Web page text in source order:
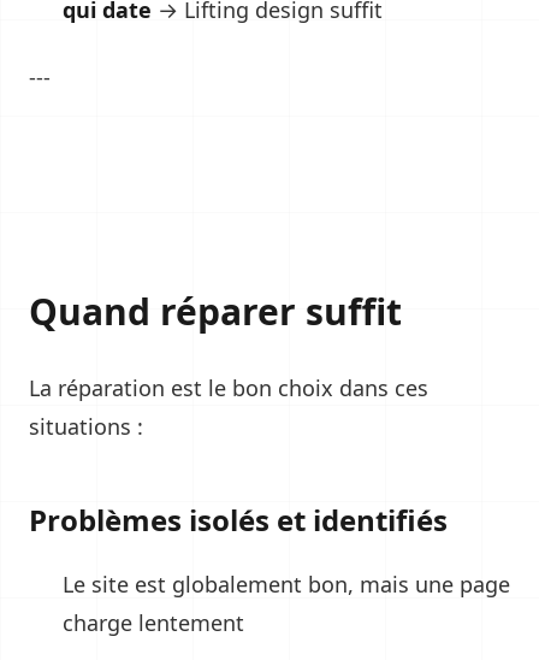
qui date → Lifting design suffit
---
Quand réparer suffit
La réparation est le bon choix dans ces
situations :
Problèmes isolés et identifiés
Le site est globalement bon, mais une page
charge lentement